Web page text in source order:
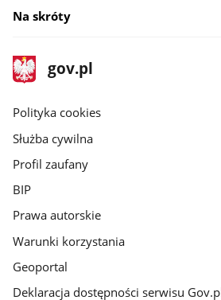
Na skróty
stopka
gov.pl
Strona
gov.pl
gov.pl
Polityka cookies
Służba cywilna
Profil zaufany
BIP
Prawa autorskie
Warunki korzystania
Geoportal
Deklaracja dostępności serwisu